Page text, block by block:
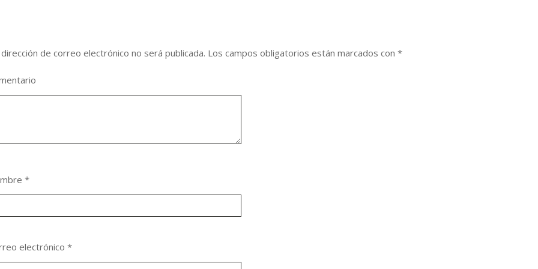
de correo electrónico no será publicada. Los campos obligatorios están marcados con *
*
electrónico *